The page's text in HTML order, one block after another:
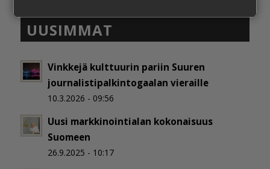
UUSIMMAT
Vinkkejä kulttuurin pariin Suuren
journalistipalkintogaalan vieraille
10.3.2026 - 09:56
Uusi markkinointialan kokonaisuus
Suomeen
26.9.2025 - 10:17